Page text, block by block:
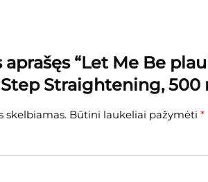
“Let Me Be
Straightening, 500
skelbiamas. Būtini laukeliai pažymėti *